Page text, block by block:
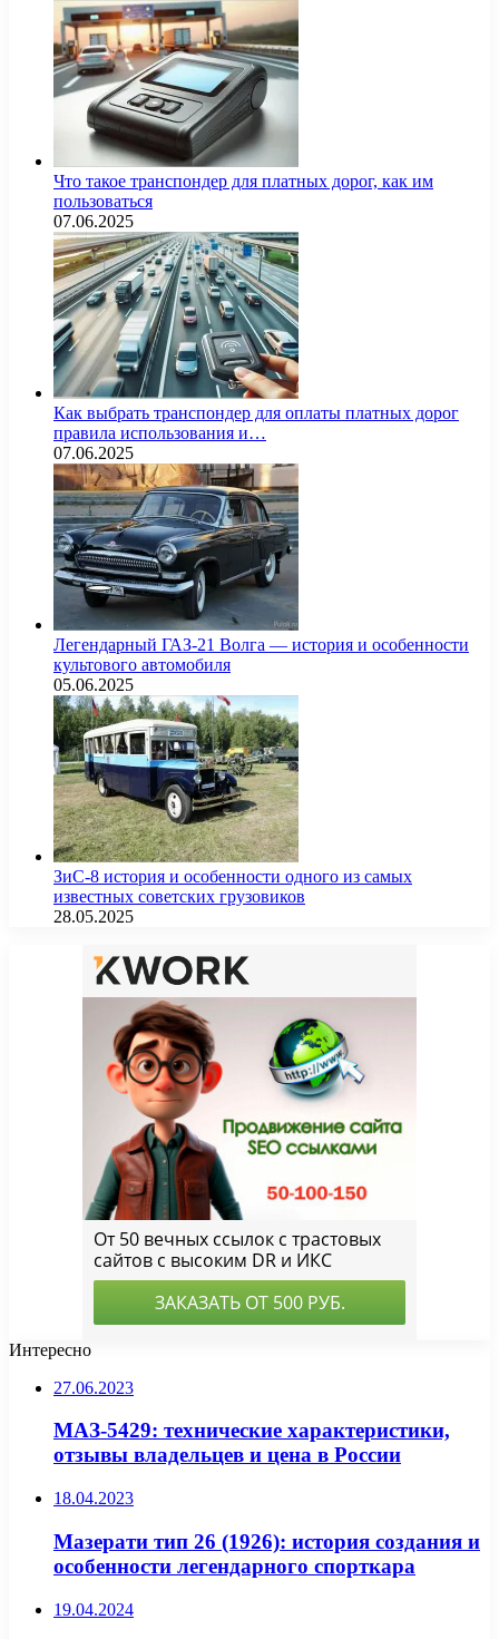
Что такое транспондер для платных дорог, как им
пользоваться
07.06.2025
Как выбрать транспондер для оплаты платных дорог
правила использования и…
07.06.2025
Легендарный ГАЗ-21 Волга — история и особенности
культового автомобиля
05.06.2025
ЗиС-8 история и особенности одного из самых
известных советских грузовиков
28.05.2025
Интересно
27.06.2023
МАЗ-5429: технические характеристики,
отзывы владельцев и цена в России
18.04.2023
Мазерати тип 26 (1926): история создания и
особенности легендарного спорткара
19.04.2024